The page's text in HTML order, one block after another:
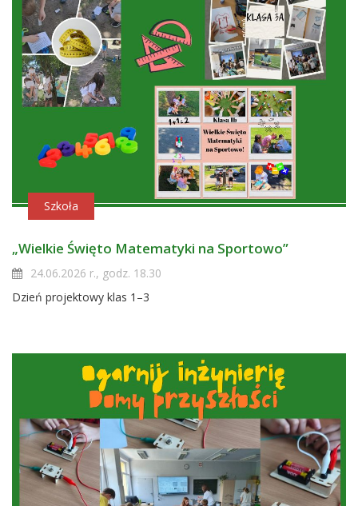
Szkoła
„Wielkie Święto Matematyki na Sportowo”
24.06.2026 r., godz. 18.30
Dzień projektowy klas 1–3